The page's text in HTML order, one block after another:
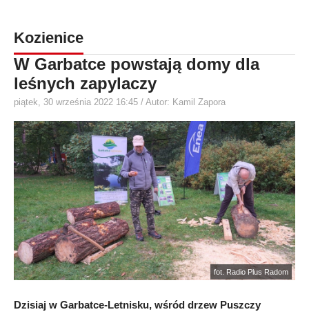
Kozienice
W Garbatce powstają domy dla
leśnych zapylaczy
piątek, 30 września 2022 16:45 / Autor: Kamil Zapora
fot. Radio Plus Radom
Dzisiaj w Garbatce-Letnisku, wśród drzew Puszczy